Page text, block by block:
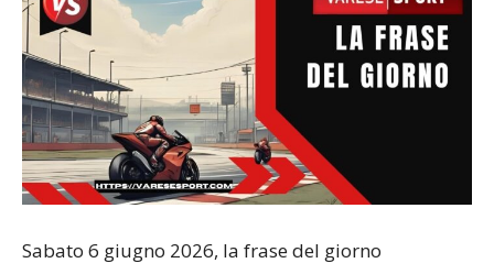
Sabato 6 giugno 2026, la frase del giorno